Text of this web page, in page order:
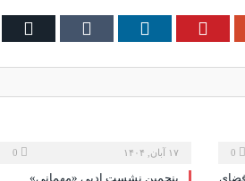
Pinterest
LinkedIn
Tumblr
۱۷ آبان, ۱۴۰۴
پنجمین نشست ادبی «مهمانی»